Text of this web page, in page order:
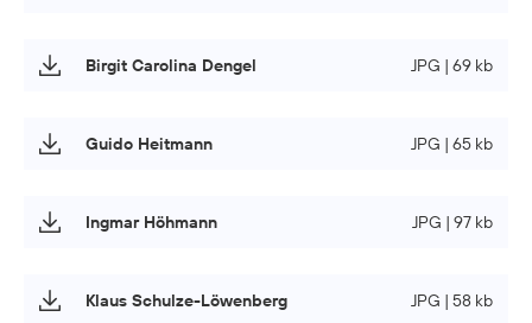
Birgit Carolina Dengel JPG | 69 kb
Guido Heitmann JPG | 65 kb
Ingmar Höhmann JPG | 97 kb
Klaus Schulze-Löwenberg JPG | 58 kb